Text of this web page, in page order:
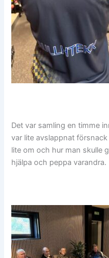
Det var samling en timme
var lite avslappnat
lite om och hur man skulle
hjälpa och peppa varandra.